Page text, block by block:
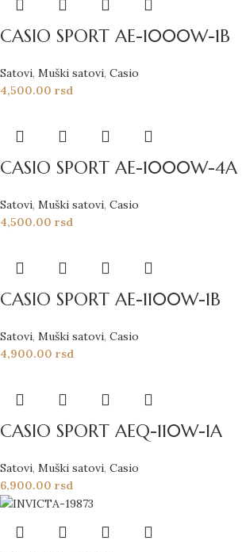
CASIO SPORT AE-1000W-1B
Satovi, Muški satovi, Casio
4,500.00 rsd
CASIO SPORT AE-1000W-4A
Satovi, Muški satovi, Casio
4,500.00 rsd
CASIO SPORT AE-1100W-1B
Satovi, Muški satovi, Casio
4,900.00 rsd
CASIO SPORT AEQ-110W-1A
Satovi, Muški satovi, Casio
6,900.00 rsd